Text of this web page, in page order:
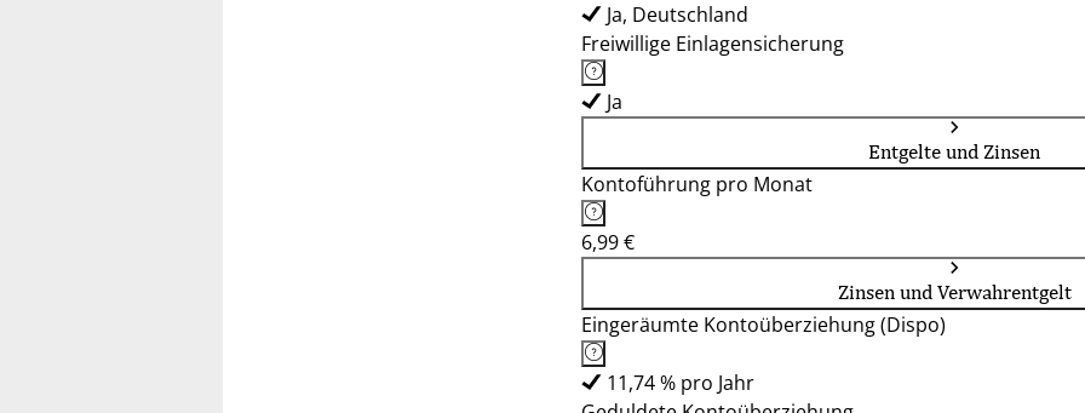
Ja, Deutschland
Freiwillige Einlagensicherung
Ja
Entgelte und Zinsen
Kontoführung pro Monat
6,99 €
Zinsen und Verwahrentgelt
Eingeräumte Kontoüberziehung (Dispo)
11,74 % pro Jahr